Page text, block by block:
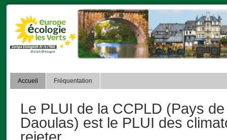
Accueil Fréquentation
Le PLUI de la CCPLD (Pays
Daoulas) est le PLUI des